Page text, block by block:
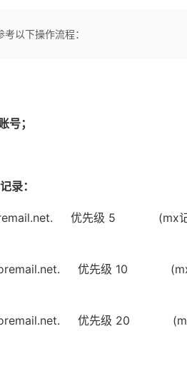
以下操作流程：
号；
录：
优先级 5 (mx
优先级 10
优先级 20